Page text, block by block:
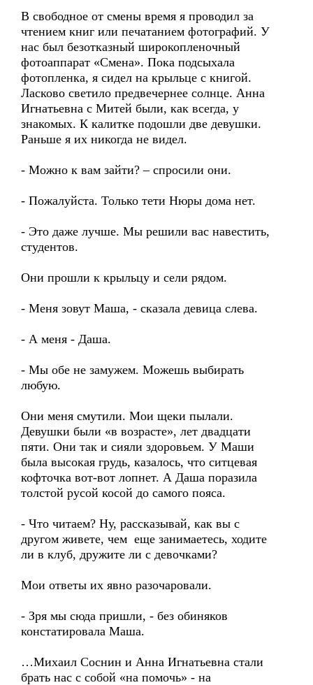
В свободное от смены время я проводил за
чтением книг или печатанием фотографий. У
нас был безотказный широкопленочный
фотоаппарат «Смена». Пока подсыхала
фотопленка, я сидел на крыльце с книгой.
Ласково светило предвечернее солнце. Анна
Игнатьевна с Митей были, как всегда, у
знакомых. К калитке подошли две девушки.
Раньше я их никогда не видел.
- Можно к вам зайти? – спросили они.
- Пожалуйста. Только тети Нюры дома нет.
- Это даже лучше. Мы решили вас навестить,
студентов.
Они прошли к крыльцу и сели рядом.
- Меня зовут Маша, - сказала девица слева.
- А меня - Даша.
- Мы обе не замужем. Можешь выбирать
любую.
Они меня смутили. Мои щеки пылали.
Девушки были «в возрасте», лет двадцати
пяти. Они так и сияли здоровьем. У Маши
была высокая грудь, казалось, что ситцевая
кофточка вот-вот лопнет. А Даша поразила
толстой русой косой до самого пояса.
- Что читаем? Ну, рассказывай, как вы с
другом живете, чем еще занимаетесь, ходите
ли в клуб, дружите ли с девочками?
Мои ответы их явно разочаровали.
- Зря мы сюда пришли, - без обиняков
констатировала Маша.
…Михаил Соснин и Анна Игнатьевна стали
брать нас с собой «на помочь» - на